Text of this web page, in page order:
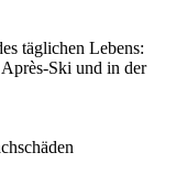
täglichen Lebens:
Ski und in der